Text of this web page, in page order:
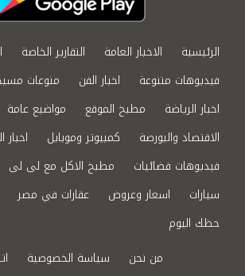
الرئيسية الاخبار العامة التقارير الخاصة
فيديوهات متنوعة
اخبار الفن
منوعات
اخبار الرياضة
مطبخ الموقع
مواضيع عامة
الاقتصاد والبورصة
كمبيوتر وموبايل
فيديوهات فضائيات
مطبخ الاكل مع لى لى
سيارات
اسعار وعروض عقارات في مصر
حظك اليوم
من نحن
سياسة الخصوصية